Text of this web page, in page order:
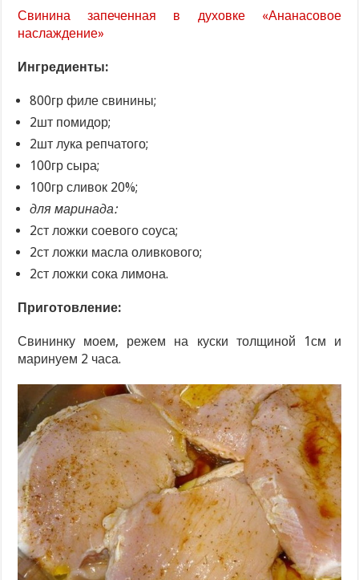
Свинина запеченная в духовке «Ананасовое
наслаждение»
Ингредиенты:
800гр филе свинины;
2шт помидор;
2шт лука репчатого;
100гр сыра;
100гр сливок 20%;
для маринада:
2ст ложки соевого соуса;
2ст ложки масла оливкового;
2ст ложки сока лимона.
Приготовление:
Свининку моем, режем на куски толщиной 1см и
маринуем 2 часа.